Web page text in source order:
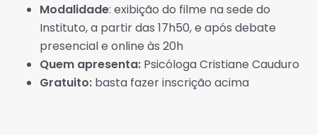
Modalidade: exibição do filme na sede do
Instituto, a partir das 17h50, e após debate
presencial e online às 20h
Quem apresenta: Psicóloga Cristiane Cauduro
Gratuito: basta fazer inscrição acima